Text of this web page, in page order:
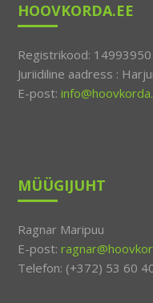
HOOVKORDA.EE
Registrikood: 14993950
Juriidiline aadress :
E-post:
MÜÜGIJUHT
Ragnar Maripuu
E-post:
Telefon: (+372) 53 60